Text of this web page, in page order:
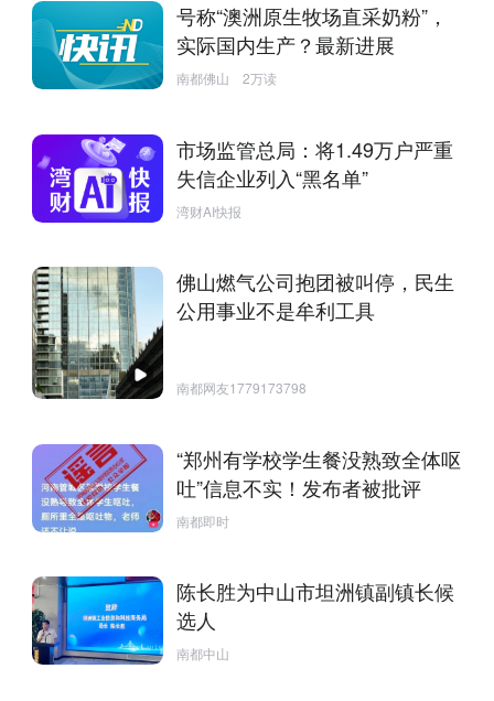
号称“澳洲原生牧场直采奶粉”，
实际国内生产？最新进展
南都佛山 2万读
市场监管总局：将1.49万户严重
失信企业列入“黑名单”
湾财AI快报
佛山燃气公司抱团被叫停，民生
公用事业不是牟利工具
南都网友1779173798
“郑州有学校学生餐没熟致全体呕
吐”信息不实！发布者被批评
南都即时
陈长胜为中山市坦洲镇副镇长候
选人
南都中山